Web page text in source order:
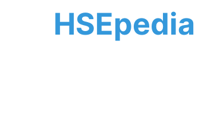
HSEpedia